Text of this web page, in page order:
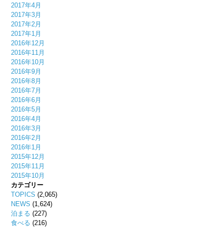
2017年4月
2017年3月
2017年2月
2017年1月
2016年12月
2016年11月
2016年10月
2016年9月
2016年8月
2016年7月
2016年6月
2016年5月
2016年4月
2016年3月
2016年2月
2016年1月
2015年12月
2015年11月
2015年10月
カテゴリー
TOPICS (2,065)
NEWS (1,624)
泊まる (227)
食べる (216)